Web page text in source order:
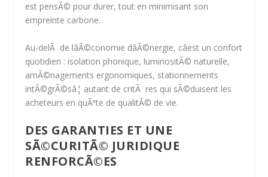
est pensÃ© pour durer, tout en minimisant son
empreinte carbone.
Au-delÃ de lâÃ©conomie dâÃ©nergie, câest un confort
quotidien : isolation phonique, luminositÃ© naturelle,
amÃ©nagements ergonomiques, stationnements
intÃ©grÃ©sâ¦ autant de critÃ¨res qui sÃ©duisent les
acheteurs en quÃªte de qualitÃ© de vie.
DES GARANTIES ET UNE
SÃ©CURITÃ© JURIDIQUE
RENFORCÃ©ES